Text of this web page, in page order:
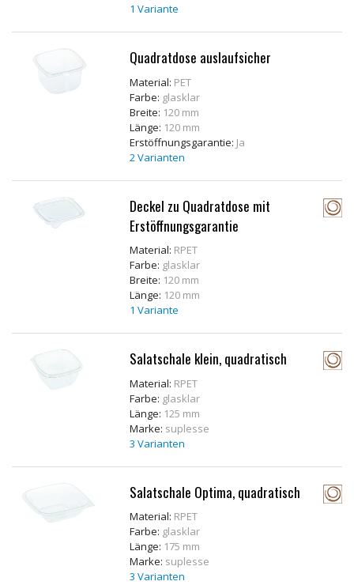
Convenience
Anwendungsrezepturen
1 Variante
Quadratdose auslaufsicher
Material: PET
Farbe: glasklar
Breite: 120 mm
Länge: 120 mm
Erstöffnungsgarantie: Ja
2 Varianten
Deckel zu Quadratdose mit
Erstöffnungsgarantie
Material: RPET
Farbe: glasklar
Breite: 120 mm
Länge: 120 mm
1 Variante
Salatschale klein, quadratisch
Material: RPET
Farbe: glasklar
Länge: 125 mm
Marke: suplesse
3 Varianten
Salatschale Optima, quadratisch
Material: RPET
Farbe: glasklar
Länge: 175 mm
Marke: suplesse
3 Varianten